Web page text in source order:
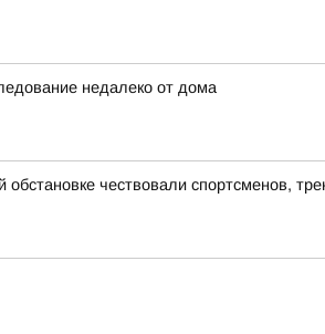
недалеко от дома
чествовали спортсменов,